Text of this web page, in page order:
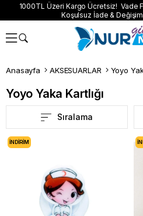
1000TL Üzeri Kargo Ücretsiz! Vade
Koşulsuz İade &
Anasayfa AKSESUARLAR Yoyo
Yoyo Yaka Kartlığı
Sıralama
İNDIRIM